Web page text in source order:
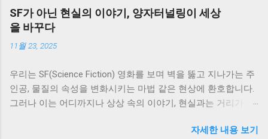
준비하고 바로 하루를 시작하는 패턴이었습니다. 여유가 없다
보니 계획 없이 하루를 보내는 경우가 많았고, 그만큼 소비도 즉
흥적으로 이루어졌습니다. 이런 흐름을 바꾸기 위해 아침 시간
을 활용하기 시작했습니다. 1. 하루 지출 계획 세우기 아침에 간
액이 아니더라도 어떤 지출이 예정되어 있는지 미리 생각해보
는 것이 중요했습니다. 이 과정을 통해 불필요한 소비를 사전에
줄일 수 있었습니다. 2. 계좌 잔액 확인하기 하루를 시작하면서
이지만 소비에 대한 인식을 높이는 데 도움이 됐습니다. 이 습관
SF가 아닌 현실의 이야기, 양자터널링이 세상
을 바꾸다
11월 23, 2025
우리는 SF(Science Fiction) 영화를 보며 벽을 뚫고 지나가는 주
인공, 물질의 속성을 변화시키는 마법 같은 현상에 환호합니다.
그러나 이는 어디까지나 상상 속의 이야기, 현실과는 거리가 멀
현상이 사실은 우리 현실을 지배하고 있으며, 첨단 기술을 움직
자세한 내용 보기